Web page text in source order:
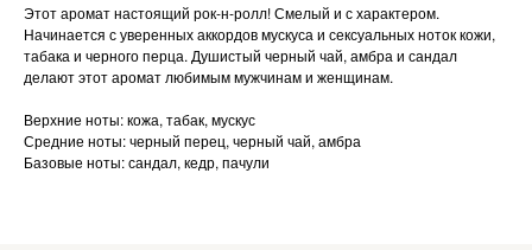
Этот аромат настоящий рок-н-ролл! Смелый и с характером.
Начинается с уверенных аккордов мускуса и сексуальных ноток кожи,
табака и черного перца. Душистый черный чай, амбра и сандал
делают этот аромат любимым мужчинам и женщинам.
Верхние ноты: кожа, табак, мускус
Средние ноты: черный перец, черный чай, амбра
Базовые ноты: сандал, кедр, пачули